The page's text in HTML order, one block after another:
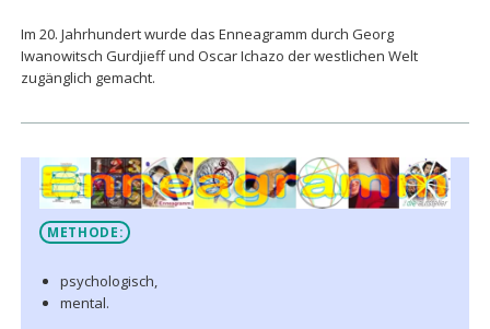
Im 20. Jahrhundert wurde das Enneagramm durch Georg
Iwanowitsch Gurdjieff und Oscar Ichazo der westlichen Welt
zugänglich gemacht.
METHODE:
psychologisch,
mental.